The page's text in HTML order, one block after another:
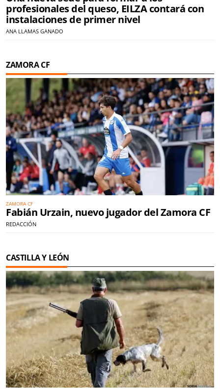
profesionales del queso, EILZA contará con
instalaciones de primer nivel
ANA LLAMAS GANADO
ZAMORA CF
ZAMORA CF
Fabián Urzain, nuevo jugador del Zamora CF
REDACCIÓN
CASTILLA Y LEÓN